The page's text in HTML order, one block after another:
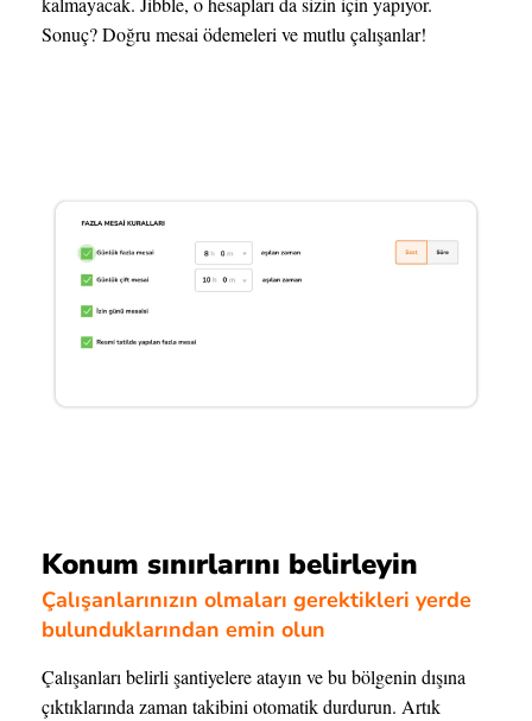
Sonuç? Doğru mesai ödemeleri ve mutlu çalışanlar!
Konum sınırlarını belirleyin
Çalışanlarınızın olmaları gerektikleri yerde
bulunduklarından emin olun
Çalışanları belirli şantiyelere atayın ve bu bölgenin dışına
çıktıklarında zaman takibini otomatik durdurun. Artık